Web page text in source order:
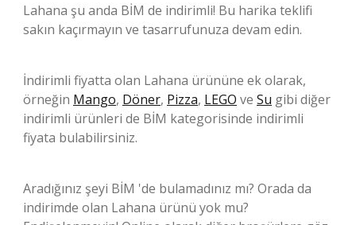
Lahana şu anda BİM de indirimli! Bu harika teklifi
sakın kaçırmayın ve tasarrufunuza devam edin.
İndirimli fiyatta olan Lahana ürününe ek olarak,
örneğin Mango, Döner, Pizza, LEGO ve Su gibi diğer
indirimli ürünleri de BİM kategorisinde indirimli
fiyata bulabilirsiniz.
Aradığınız şeyi BİM 'de bulamadınız mı? Orada da
indirimde olan Lahana ürünü yok mu?